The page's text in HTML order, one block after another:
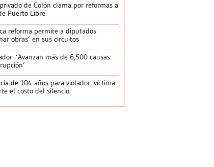
de Colón clama por reformas a
Puerto Libre
reforma permite a diputados
obras’ en sus circuitos
‘Avanzan más de 6,500 causas
de 104 años para violador, víctima
el costo del silencio